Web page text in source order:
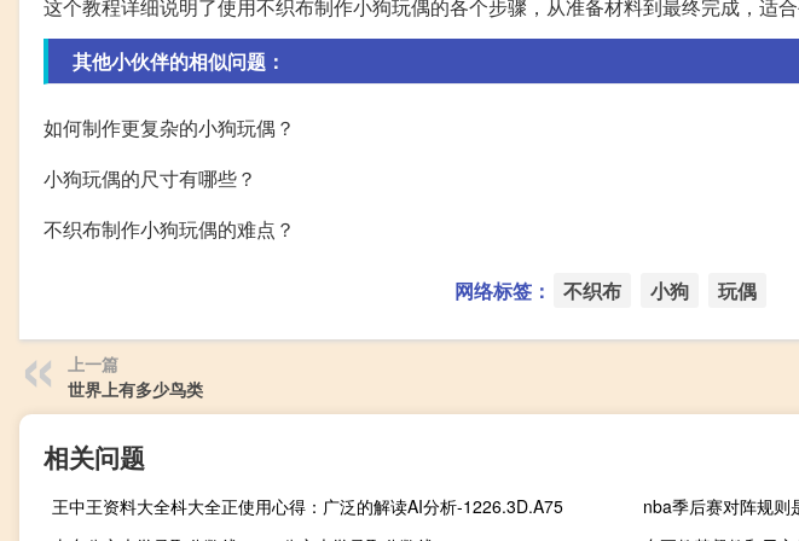
这个教程详细说明了使用不织布制作小狗玩偶的各个步骤，从准备材料到最终完成，适合
其他小伙伴的相似问题：
如何制作更复杂的小狗玩偶？
小狗玩偶的尺寸有哪些？
不织布制作小狗玩偶的难点？
网络标签： 不织布 小狗 玩偶
上一篇
世界上有多少鸟类
相关问题
王中王资料大全枓大全正使用心得：广泛的解读AI分析-1226.3D.A75
nba季后赛对阵规则